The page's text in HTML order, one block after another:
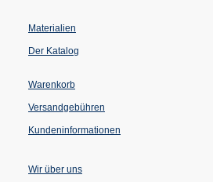
Materialien
Der Katalog
Warenkorb
Versandgebühren
Kundeninformationen
Wir über uns